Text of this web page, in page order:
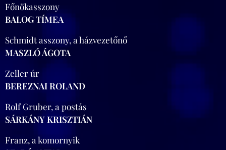
Főnökasszony
BALOG TÍMEA
Schmidt asszony, a házvezetőnő
MASZLÓ ÁGOTA
Zeller úr
BEREZNAI ROLAND
Rolf Gruber, a postás
SÁRKÁNY KRISZTIÁN
Franz, a komornyik